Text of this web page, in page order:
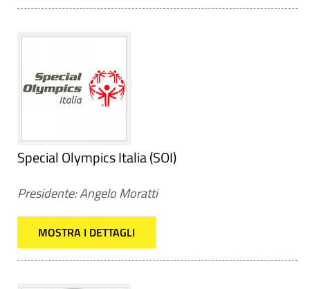
Special Olympics Italia (SOI)
Presidente: Angelo Moratti
MOSTRA I DETTAGLI